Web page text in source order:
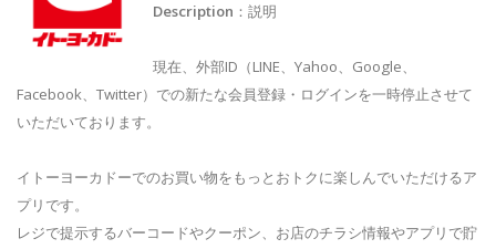
Description ：説明
現在、外部ID（LINE、Yahoo、Google、
Facebook、Twitter）での新たな会員登録・ログインを一時停止させて
いただいております。
イトーヨーカドーでのお買い物をもっとおトクに楽しんでいただけるア
プリです。
レジで提示するバーコードやクーポン、お店のチラシ情報やアプリで貯